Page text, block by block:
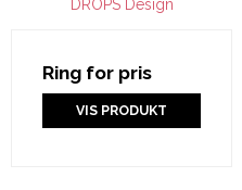
DROPS Design
Ring for pris
VIS PRODUKT